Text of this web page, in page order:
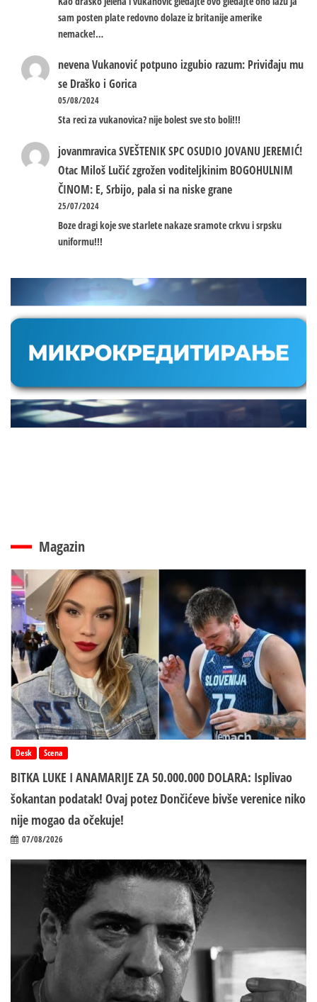
sam posten plate redovno dolaze iz britanije amerike
nemacke!…
nevenaVukanović potpuno izgubio razum: Priviđaju mu
se Draško i Gorica
05/08/2024
Sta reci za vukanovica? nije bolest sve sto boli!!!
jovanmravicaSVEŠTENIK SPC OSUDIO JOVANU JEREMIĆ!
Otac Miloš Lučić zgrožen voditeljkinim BOGOHULNIM
ČINOM: E, Srbijo, pala si na niske grane
25/07/2024
Boze dragi koje sve starlete nakaze sramote crkvu i srpsku
uniformu!!!
Magazin
Desk Scena
BITKA LUKE I ANAMARIJE ZA 50.000.000 DOLARA: Isplivao
šokantan podatak! Ovaj potez Dončićeve bivše verenice niko
nije mogao da očekuje!
07/08/2026